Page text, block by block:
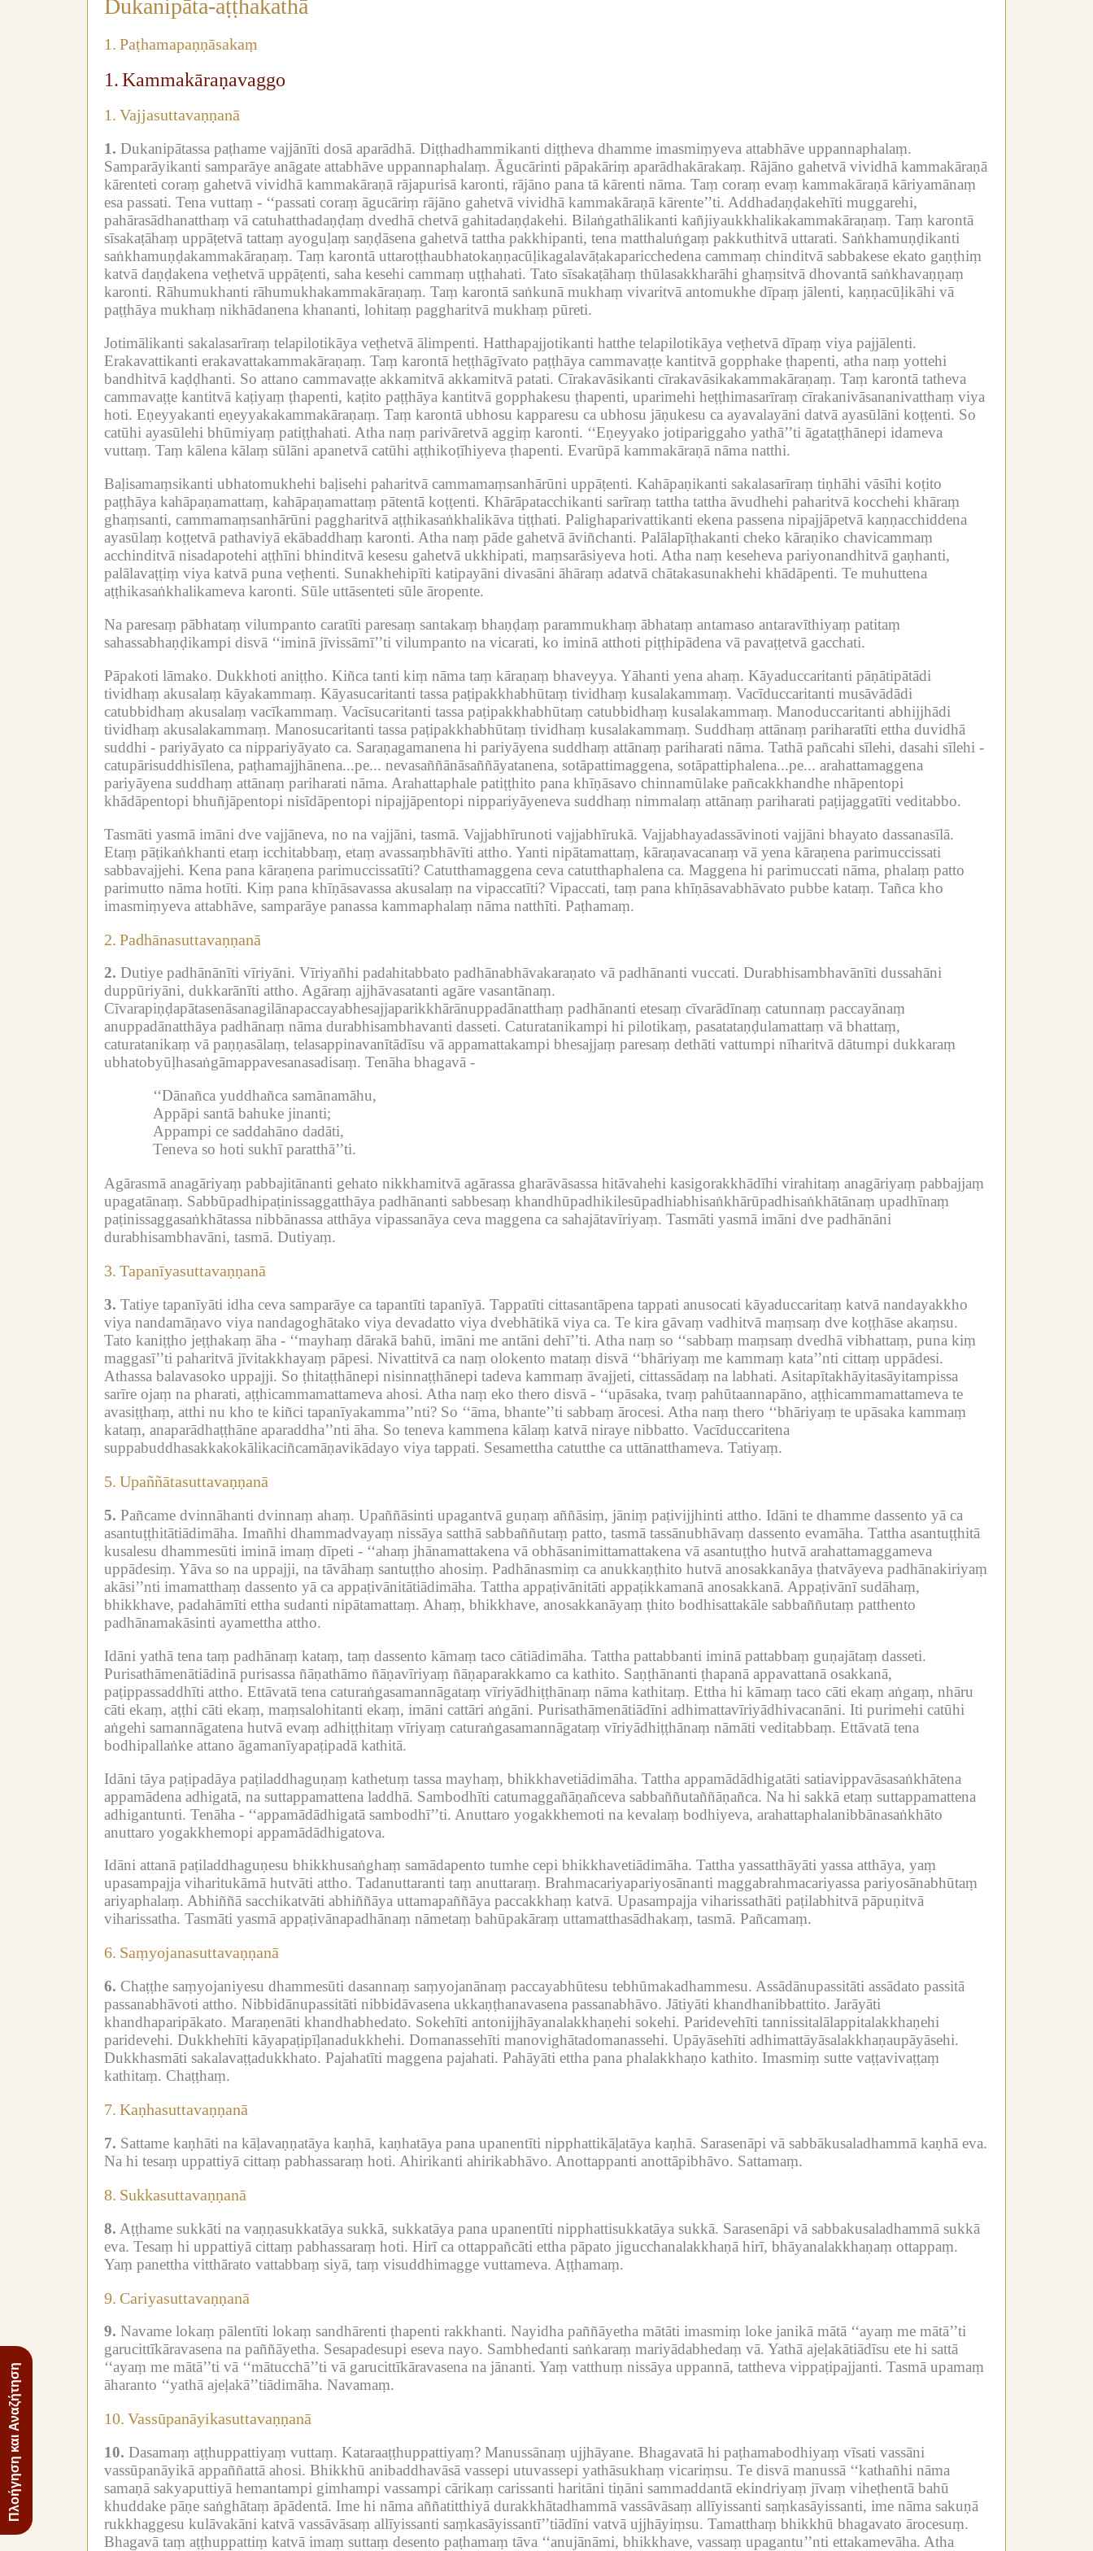
Πλοήγηση και Αναζήτηση
Dukanipāta-aṭṭhakathā
1. Paṭhamapaṇṇāsakaṃ
1.Kammakāraṇavaggo
1. Vajjasuttavaṇṇanā
1. Dukanipātassa paṭhame vajjānīti dosā aparādhā. Diṭṭhadhammikanti diṭṭheva dhamme imasmiṃyeva attabhāve uppannaphalaṃ.
Samparāyikanti samparāye anāgate attabhāve uppannaphalaṃ. Āgucārinti pāpakāriṃ aparādhakārakaṃ. Rājāno gahetvā vividhā kammakāraṇā
kārenteti coraṃ gahetvā vividhā kammakāraṇā rājapurisā karonti, rājāno pana tā kārenti nāma. Taṃ coraṃ evaṃ kammakāraṇā kāriyamānaṃ
esa passati. Tena vuttaṃ - ‘‘passati coraṃ āgucāriṃ rājāno gahetvā vividhā kammakāraṇā kārente’’ti. Addhadaṇḍakehīti muggarehi,
pahārasādhanatthaṃ vā catuhatthadaṇḍaṃ dvedhā chetvā gahitadaṇḍakehi. Bilaṅgathālikanti kañjiyaukkhalikakammakāraṇaṃ. Taṃ karontā
sīsakaṭāhaṃ uppāṭetvā tattaṃ ayoguḷaṃ saṇḍāsena gahetvā tattha pakkhipanti, tena matthaluṅgaṃ pakkuthitvā uttarati. Saṅkhamuṇḍikanti
saṅkhamuṇḍakammakāraṇaṃ. Taṃ karontā uttaroṭṭhaubhatokaṇṇacūḷikagalavāṭakaparicchedena cammaṃ chinditvā sabbakese ekato gaṇṭhiṃ
katvā daṇḍakena veṭhetvā uppāṭenti, saha kesehi cammaṃ uṭṭhahati. Tato sīsakaṭāhaṃ thūlasakkharāhi ghaṃsitvā dhovantā saṅkhavaṇṇaṃ
karonti. Rāhumukhanti rāhumukhakammakāraṇaṃ. Taṃ karontā saṅkunā mukhaṃ vivaritvā antomukhe dīpaṃ jālenti, kaṇṇacūḷikāhi vā
paṭṭhāya mukhaṃ nikhādanena khananti, lohitaṃ paggharitvā mukhaṃ pūreti.
Jotimālikanti sakalasarīraṃ telapilotikāya veṭhetvā ālimpenti. Hatthapajjotikanti hatthe telapilotikāya veṭhetvā dīpaṃ viya pajjālenti.
Erakavattikanti erakavattakammakāraṇaṃ. Taṃ karontā heṭṭhāgīvato paṭṭhāya cammavaṭṭe kantitvā gopphake ṭhapenti, atha naṃ yottehi
bandhitvā kaḍḍhanti. So attano cammavaṭṭe akkamitvā akkamitvā patati. Cīrakavāsikanti cīrakavāsikakammakāraṇaṃ. Taṃ karontā tatheva
cammavaṭṭe kantitvā kaṭiyaṃ ṭhapenti, kaṭito paṭṭhāya kantitvā gopphakesu ṭhapenti, uparimehi heṭṭhimasarīraṃ cīrakanivāsananivatthaṃ viya
hoti. Eṇeyyakanti eṇeyyakakammakāraṇaṃ. Taṃ karontā ubhosu kapparesu ca ubhosu jāṇukesu ca ayavalayāni datvā ayasūlāni koṭṭenti. So
catūhi ayasūlehi bhūmiyaṃ patiṭṭhahati. Atha naṃ parivāretvā aggiṃ karonti. ‘‘Eṇeyyako jotipariggaho yathā’’ti āgataṭṭhānepi idameva
vuttaṃ. Taṃ kālena kālaṃ sūlāni apanetvā catūhi aṭṭhikoṭīhiyeva ṭhapenti. Evarūpā kammakāraṇā nāma natthi.
Baḷisamaṃsikanti ubhatomukhehi baḷisehi paharitvā cammamaṃsanhārūni uppāṭenti. Kahāpaṇikanti sakalasarīraṃ tiṇhāhi vāsīhi koṭito
paṭṭhāya kahāpaṇamattaṃ, kahāpaṇamattaṃ pātentā koṭṭenti. Khārāpatacchikanti sarīraṃ tattha tattha āvudhehi paharitvā kocchehi khāraṃ
ghaṃsanti, cammamaṃsanhārūni paggharitvā aṭṭhikasaṅkhalikāva tiṭṭhati. Palighaparivattikanti ekena passena nipajjāpetvā kaṇṇacchiddena
ayasūlaṃ koṭṭetvā pathaviyā ekābaddhaṃ karonti. Atha naṃ pāde gahetvā āviñchanti. Palālapīṭhakanti cheko kāraṇiko chavicammaṃ
acchinditvā nisadapotehi aṭṭhīni bhinditvā kesesu gahetvā ukkhipati, maṃsarāsiyeva hoti. Atha naṃ keseheva pariyonandhitvā gaṇhanti,
palālavaṭṭiṃ viya katvā puna veṭhenti. Sunakhehipīti katipayāni divasāni āhāraṃ adatvā chātakasunakhehi khādāpenti. Te muhuttena
aṭṭhikasaṅkhalikameva karonti. Sūle uttāsenteti sūle āropente.
Na paresaṃ pābhataṃ vilumpanto caratīti paresaṃ santakaṃ bhaṇḍaṃ parammukhaṃ ābhataṃ antamaso antaravīthiyaṃ patitaṃ
sahassabhaṇḍikampi disvā ‘‘iminā jīvissāmī’’ti vilumpanto na vicarati, ko iminā atthoti piṭṭhipādena vā pavaṭṭetvā gacchati.
Pāpakoti lāmako. Dukkhoti aniṭṭho. Kiñca tanti kiṃ nāma taṃ kāraṇaṃ bhaveyya. Yāhanti yena ahaṃ. Kāyaduccaritanti pāṇātipātādi
tividhaṃ akusalaṃ kāyakammaṃ. Kāyasucaritanti tassa paṭipakkhabhūtaṃ tividhaṃ kusalakammaṃ. Vacīduccaritanti musāvādādi
catubbidhaṃ akusalaṃ vacīkammaṃ. Vacīsucaritanti tassa paṭipakkhabhūtaṃ catubbidhaṃ kusalakammaṃ. Manoduccaritanti abhijjhādi
tividhaṃ akusalakammaṃ. Manosucaritanti tassa paṭipakkhabhūtaṃ tividhaṃ kusalakammaṃ. Suddhaṃ attānaṃ pariharatīti ettha duvidhā
suddhi - pariyāyato ca nippariyāyato ca. Saraṇagamanena hi pariyāyena suddhaṃ attānaṃ pariharati nāma. Tathā pañcahi sīlehi, dasahi sīlehi -
catupārisuddhisīlena, paṭhamajjhānena...pe... nevasaññānāsaññāyatanena, sotāpattimaggena, sotāpattiphalena...pe... arahattamaggena
pariyāyena suddhaṃ attānaṃ pariharati nāma. Arahattaphale patiṭṭhito pana khīṇāsavo chinnamūlake pañcakkhandhe nhāpentopi
khādāpentopi bhuñjāpentopi nisīdāpentopi nipajjāpentopi nippariyāyeneva suddhaṃ nimmalaṃ attānaṃ pariharati paṭijaggatīti veditabbo.
Tasmāti yasmā imāni dve vajjāneva, no na vajjāni, tasmā. Vajjabhīrunoti vajjabhīrukā. Vajjabhayadassāvinoti vajjāni bhayato dassanasīlā.
Etaṃ pāṭikaṅkhanti etaṃ icchitabbaṃ, etaṃ avassaṃbhāvīti attho. Yanti nipātamattaṃ, kāraṇavacanaṃ vā yena kāraṇena parimuccissati
sabbavajjehi. Kena pana kāraṇena parimuccissatīti? Catutthamaggena ceva catutthaphalena ca. Maggena hi parimuccati nāma, phalaṃ patto
parimutto nāma hotīti. Kiṃ pana khīṇāsavassa akusalaṃ na vipaccatīti? Vipaccati, taṃ pana khīṇāsavabhāvato pubbe kataṃ. Tañca kho
imasmiṃyeva attabhāve, samparāye panassa kammaphalaṃ nāma natthīti. Paṭhamaṃ.
2. Padhānasuttavaṇṇanā
2. Dutiye padhānānīti vīriyāni. Vīriyañhi padahitabbato padhānabhāvakaraṇato vā padhānanti vuccati. Durabhisambhavānīti dussahāni
duppūriyāni, dukkarānīti attho. Agāraṃ ajjhāvasatanti agāre vasantānaṃ.
Cīvarapiṇḍapātasenāsanagilānapaccayabhesajjaparikkhārānuppadānatthaṃ padhānanti etesaṃ cīvarādīnaṃ catunnaṃ paccayānaṃ
anuppadānatthāya padhānaṃ nāma durabhisambhavanti dasseti. Caturatanikampi hi pilotikaṃ, pasatataṇḍulamattaṃ vā bhattaṃ,
caturatanikaṃ vā paṇṇasālaṃ, telasappinavanītādīsu vā appamattakampi bhesajjaṃ paresaṃ dethāti vattumpi nīharitvā dātumpi dukkaraṃ
ubhatobyūḷhasaṅgāmappavesanasadisaṃ. Tenāha bhagavā -
‘‘Dānañca yuddhañca samānamāhu,
Appāpi santā bahuke jinanti;
Appampi ce saddahāno dadāti,
Teneva so hoti sukhī paratthā’’ti.
Agārasmā anagāriyaṃ pabbajitānanti gehato nikkhamitvā agārassa gharāvāsassa hitāvahehi kasigorakkhādīhi virahitaṃ anagāriyaṃ pabbajjaṃ
upagatānaṃ. Sabbūpadhipaṭinissaggatthāya padhānanti sabbesaṃ khandhūpadhikilesūpadhiabhisaṅkhārūpadhisaṅkhātānaṃ upadhīnaṃ
paṭinissaggasaṅkhātassa nibbānassa atthāya vipassanāya ceva maggena ca sahajātavīriyaṃ. Tasmāti yasmā imāni dve padhānāni
durabhisambhavāni, tasmā. Dutiyaṃ.
3. Tapanīyasuttavaṇṇanā
3. Tatiye tapanīyāti idha ceva samparāye ca tapantīti tapanīyā. Tappatīti cittasantāpena tappati anusocati kāyaduccaritaṃ katvā nandayakkho
viya nandamāṇavo viya nandagoghātako viya devadatto viya dvebhātikā viya ca. Te kira gāvaṃ vadhitvā maṃsaṃ dve koṭṭhāse akaṃsu.
Tato kaniṭṭho jeṭṭhakaṃ āha - ‘‘mayhaṃ dārakā bahū, imāni me antāni dehī’’ti. Atha naṃ so ‘‘sabbaṃ maṃsaṃ dvedhā vibhattaṃ, puna kiṃ
maggasī’’ti paharitvā jīvitakkhayaṃ pāpesi. Nivattitvā ca naṃ olokento mataṃ disvā ‘‘bhāriyaṃ me kammaṃ kata’’nti cittaṃ uppādesi.
Athassa balavasoko uppajji. So ṭhitaṭṭhānepi nisinnaṭṭhānepi tadeva kammaṃ āvajjeti, cittassādaṃ na labhati. Asitapītakhāyitasāyitampissa
sarīre ojaṃ na pharati, aṭṭhicammamattameva ahosi. Atha naṃ eko thero disvā - ‘‘upāsaka, tvaṃ pahūtaannapāno, aṭṭhicammamattameva te
avasiṭṭhaṃ, atthi nu kho te kiñci tapanīyakamma’’nti? So ‘‘āma, bhante’’ti sabbaṃ ārocesi. Atha naṃ thero ‘‘bhāriyaṃ te upāsaka kammaṃ
kataṃ, anaparādhaṭṭhāne aparaddha’’nti āha. So teneva kammena kālaṃ katvā niraye nibbatto. Vacīduccaritena
suppabuddhasakkakokālikaciñcamāṇavikādayo viya tappati. Sesamettha catutthe ca uttānatthameva. Tatiyaṃ.
5. Upaññātasuttavaṇṇanā
5. Pañcame dvinnāhanti dvinnaṃ ahaṃ. Upaññāsinti upagantvā guṇaṃ aññāsiṃ, jāniṃ paṭivijjhinti attho. Idāni te dhamme dassento yā ca
asantuṭṭhitātiādimāha. Imañhi dhammadvayaṃ nissāya satthā sabbaññutaṃ patto, tasmā tassānubhāvaṃ dassento evamāha. Tattha asantuṭṭhitā
kusalesu dhammesūti iminā imaṃ dīpeti - ‘‘ahaṃ jhānamattakena vā obhāsanimittamattakena vā asantuṭṭho hutvā arahattamaggameva
uppādesiṃ. Yāva so na uppajji, na tāvāhaṃ santuṭṭho ahosiṃ. Padhānasmiṃ ca anukkaṇṭhito hutvā anosakkanāya ṭhatvāyeva padhānakiriyaṃ
akāsi’’nti imamatthaṃ dassento yā ca appaṭivānitātiādimāha. Tattha appaṭivānitāti appaṭikkamanā anosakkanā. Appaṭivānī sudāhaṃ,
bhikkhave, padahāmīti ettha sudanti nipātamattaṃ. Ahaṃ, bhikkhave, anosakkanāyaṃ ṭhito bodhisattakāle sabbaññutaṃ patthento
padhānamakāsinti ayamettha attho.
Idāni yathā tena taṃ padhānaṃ kataṃ, taṃ dassento kāmaṃ taco cātiādimāha. Tattha pattabbanti iminā pattabbaṃ guṇajātaṃ dasseti.
Purisathāmenātiādinā purisassa ñāṇathāmo ñāṇavīriyaṃ ñāṇaparakkamo ca kathito. Saṇṭhānanti ṭhapanā appavattanā osakkanā,
paṭippassaddhīti attho. Ettāvatā tena caturaṅgasamannāgataṃ vīriyādhiṭṭhānaṃ nāma kathitaṃ. Ettha hi kāmaṃ taco cāti ekaṃ aṅgaṃ, nhāru
cāti ekaṃ, aṭṭhi cāti ekaṃ, maṃsalohitanti ekaṃ, imāni cattāri aṅgāni. Purisathāmenātiādīni adhimattavīriyādhivacanāni. Iti purimehi catūhi
aṅgehi samannāgatena hutvā evaṃ adhiṭṭhitaṃ vīriyaṃ caturaṅgasamannāgataṃ vīriyādhiṭṭhānaṃ nāmāti veditabbaṃ. Ettāvatā tena
bodhipallaṅke attano āgamanīyapaṭipadā kathitā.
Idāni tāya paṭipadāya paṭiladdhaguṇaṃ kathetuṃ tassa mayhaṃ, bhikkhavetiādimāha. Tattha appamādādhigatāti satiavippavāsasaṅkhātena
appamādena adhigatā, na suttappamattena laddhā. Sambodhīti catumaggañāṇañceva sabbaññutaññāṇañca. Na hi sakkā etaṃ suttappamattena
adhigantunti. Tenāha - ‘‘appamādādhigatā sambodhī’’ti. Anuttaro yogakkhemoti na kevalaṃ bodhiyeva, arahattaphalanibbānasaṅkhāto
anuttaro yogakkhemopi appamādādhigatova.
Idāni attanā paṭiladdhaguṇesu bhikkhusaṅghaṃ samādapento tumhe cepi bhikkhavetiādimāha. Tattha yassatthāyāti yassa atthāya, yaṃ
upasampajja viharitukāmā hutvāti attho. Tadanuttaranti taṃ anuttaraṃ. Brahmacariyapariyosānanti maggabrahmacariyassa pariyosānabhūtaṃ
ariyaphalaṃ. Abhiññā sacchikatvāti abhiññāya uttamapaññāya paccakkhaṃ katvā. Upasampajja viharissathāti paṭilabhitvā pāpuṇitvā
viharissatha. Tasmāti yasmā appaṭivānapadhānaṃ nāmetaṃ bahūpakāraṃ uttamatthasādhakaṃ, tasmā. Pañcamaṃ.
6. Saṃyojanasuttavaṇṇanā
6. Chaṭṭhe saṃyojaniyesu dhammesūti dasannaṃ saṃyojanānaṃ paccayabhūtesu tebhūmakadhammesu. Assādānupassitāti assādato passitā
passanabhāvoti attho. Nibbidānupassitāti nibbidāvasena ukkaṇṭhanavasena passanabhāvo. Jātiyāti khandhanibbattito. Jarāyāti
khandhaparipākato. Maraṇenāti khandhabhedato. Sokehīti antonijjhāyanalakkhaṇehi sokehi. Paridevehīti tannissitalālappitalakkhaṇehi
paridevehi. Dukkhehīti kāyapaṭipīḷanadukkhehi. Domanassehīti manovighātadomanassehi. Upāyāsehīti adhimattāyāsalakkhaṇaupāyāsehi.
Dukkhasmāti sakalavaṭṭadukkhato. Pajahatīti maggena pajahati. Pahāyāti ettha pana phalakkhaṇo kathito. Imasmiṃ sutte vaṭṭavivaṭṭaṃ
kathitaṃ. Chaṭṭhaṃ.
7. Kaṇhasuttavaṇṇanā
7. Sattame kaṇhāti na kāḷavaṇṇatāya kaṇhā, kaṇhatāya pana upanentīti nipphattikāḷatāya kaṇhā. Sarasenāpi vā sabbākusaladhammā kaṇhā eva.
Na hi tesaṃ uppattiyā cittaṃ pabhassaraṃ hoti. Ahirikanti ahirikabhāvo. Anottappanti anottāpibhāvo. Sattamaṃ.
8. Sukkasuttavaṇṇanā
8. Aṭṭhame sukkāti na vaṇṇasukkatāya sukkā, sukkatāya pana upanentīti nipphattisukkatāya sukkā. Sarasenāpi vā sabbakusaladhammā sukkā
eva. Tesaṃ hi uppattiyā cittaṃ pabhassaraṃ hoti. Hirī ca ottappañcāti ettha pāpato jigucchanalakkhaṇā hirī, bhāyanalakkhaṇaṃ ottappaṃ.
Yaṃ panettha vitthārato vattabbaṃ siyā, taṃ visuddhimagge vuttameva. Aṭṭhamaṃ.
9. Cariyasuttavaṇṇanā
9. Navame lokaṃ pālentīti lokaṃ sandhārenti ṭhapenti rakkhanti. Nayidha paññāyetha mātāti imasmiṃ loke janikā mātā ‘‘ayaṃ me mātā’’ti
garucittīkāravasena na paññāyetha. Sesapadesupi eseva nayo. Sambhedanti saṅkaraṃ mariyādabhedaṃ vā. Yathā ajeḷakātiādīsu ete hi sattā
‘‘ayaṃ me mātā’’ti vā ‘‘mātucchā’’ti vā garucittīkāravasena na jānanti. Yaṃ vatthuṃ nissāya uppannā, tattheva vippaṭipajjanti. Tasmā upamaṃ
āharanto ‘‘yathā ajeḷakā’’tiādimāha. Navamaṃ.
10. Vassūpanāyikasuttavaṇṇanā
10. Dasamaṃ aṭṭhuppattiyaṃ vuttaṃ. Kataraaṭṭhuppattiyaṃ? Manussānaṃ ujjhāyane. Bhagavatā hi paṭhamabodhiyaṃ vīsati vassāni
vassūpanāyikā appaññattā ahosi. Bhikkhū anibaddhavāsā vassepi utuvassepi yathāsukhaṃ vicariṃsu. Te disvā manussā ‘‘kathañhi nāma
samaṇā sakyaputtiyā hemantampi gimhampi vassampi cārikaṃ carissanti haritāni tiṇāni sammaddantā ekindriyaṃ jīvaṃ viheṭhentā bahū
khuddake pāṇe saṅghātaṃ āpādentā. Ime hi nāma aññatitthiyā durakkhātadhammā vassāvāsaṃ allīyissanti saṃkasāyissanti, ime nāma sakuṇā
rukkhaggesu kulāvakāni katvā vassāvāsaṃ allīyissanti saṃkasāyissantī’’tiādīni vatvā ujjhāyiṃsu. Tamatthaṃ bhikkhū bhagavato ārocesuṃ.
Bhagavā taṃ aṭṭhuppattiṃ katvā imaṃ suttaṃ desento paṭhamaṃ tāva ‘‘anujānāmi, bhikkhave, vassaṃ upagantu’’nti ettakamevāha. Atha